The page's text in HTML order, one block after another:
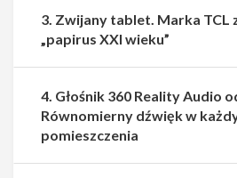
3. Zwijany tablet. Marka TCL
„papirus XXI wieku”
4. Głośnik 360 Reality Audio
Równomierny dźwięk w
pomieszczenia